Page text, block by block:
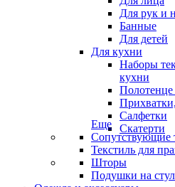
Для рук и
Банные
Для детей
Для кухни
Наборы
кухни
Полотенце
Салфетки
Скатерти
Еще
Сопутствующие
Текстиль для
Шторы
Подушки на стул